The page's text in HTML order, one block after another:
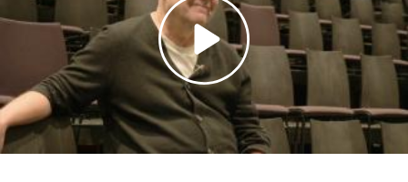
Toista
video